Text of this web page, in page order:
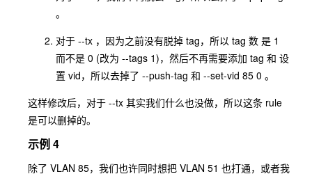
。
对于 --tx ，因为之前没有脱掉 tag，所以 tag 数 是 1
而不是 0 (改为 --tags 1)，然后不再需要添加 tag 和 设
置 vid，所以去掉了 --push-tag 和 --set-vid 85 0 。
这样修改后，对于 --tx 其实我们什么也没做，所以这条 rule
是可以删掉的。
示例 4
除了 VLAN 85，我们也许同时想把 VLAN 51 也打通，或者我